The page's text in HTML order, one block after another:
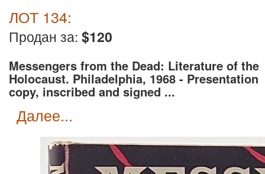
ЛОТ 134:
Продан за: $120
Messengers from the Dead: Literature of the
Holocaust. Philadelphia, 1968 - Presentation
copy, inscribed and signed ...
далее...